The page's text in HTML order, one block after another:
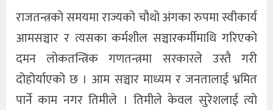
राजतन्त्रको समयमा राज्यको चौथो अंगका रुपमा स्वीकार्य
आमसञ्चार र त्यसका कर्मशील सञ्चारकर्मीमाथि गरिएको
दमन लोकतन्त्रिक गणतन्त्रमा सरकारले उस्तै गरी
दोहोर्याएको छ । आम सञ्चार माध्यम र जनतालाई भ्रमित
पार्ने काम नगर तिमीले । तिमीले केवल सुरेशलाई त्यो